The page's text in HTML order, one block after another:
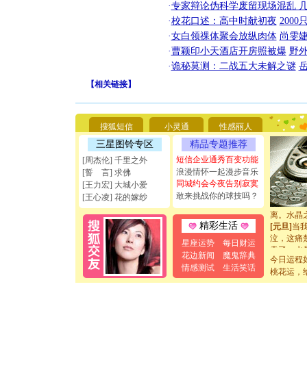
·专家辩论伪科学废留现场混乱
·校花口述：高中时献初夜 2000
·女白领祼体聚会放纵肉体 尚雯
·曹颖印小天酒店开房照被爆 野
·诡秘莫测：二战五大未解之谜
【相关链接】
搜狐短信 小灵通 性感丽人
三星图铃专区
[周杰伦] 千里之外
[誓 言] 求佛
[王力宏] 大城小爱
[王心凌] 花的嫁纱
精品专题推荐
短信企业通秀百变功能
浪漫情怀一起漫步音乐
同城约会今夜告别寂寞
敢来挑战你的球技吗？
精彩生活
星座运势
每日财运
花边新闻
魔鬼辞典
情感测试
生活笑话
[圣诞节]
你太多，
能正大光
天都要快
[圣诞节]
如意,快
[元旦]看
断电。爱
你是我专
[元旦]如
起；二是
离。水晶
[元旦] 当
泣，这痛
卖了。水
[春节]风
颜！冬去
今日运程
桃花运，